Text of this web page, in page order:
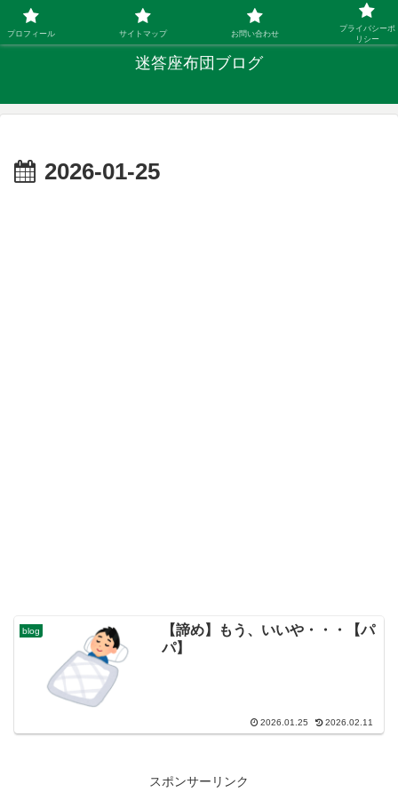
「ひとり親」40代シングルファザーの子育て迷答
迷答座布団ブログ
2026-01-25
blog
【諦め】もう、いいや・・・【パ
パ】
2026.01.25 2026.02.11
スポンサーリンク
プロフィール サイトマップ お問い合わせ
プライバシーポ
リシー